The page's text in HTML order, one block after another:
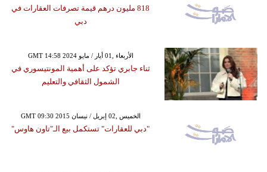
818 مليون درهم قيمة تصرفات العقارات في
دبي
GMT 14:58 2024 الأربعاء ,01 أيار / مايو
ثناء جابري تؤكد على أهمية المونتيسوري في
الشمول الثقافي والتعليم
GMT 09:30 2015 الخميس ,02 إبريل / نيسان
"دبي للعقارات" تستكمل بيع الـ"تاون هاوس"